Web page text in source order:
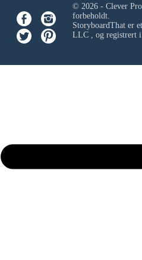
© 2026 - Clever
forbeholdt.
StoryboardThat er
LLC, og registrert i